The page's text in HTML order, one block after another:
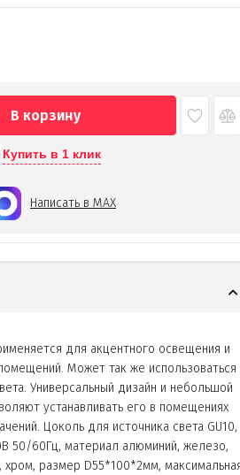
В корзину
Купить в 1 клик
Написать в MAX
для акцентного освещения и
Может так же использоваться
Универсальный дизайн и небольшой
устанавливать его в помещениях
Цоколь для источника света GU10,
50/60Гц, материал алюминий, железо,
хром, размер D55*100*2мм,